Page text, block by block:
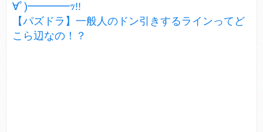
∀ﾟ)━━━━ｯ!!
【パズドラ】一般人のドン引きするラインってど
こら辺なの！？